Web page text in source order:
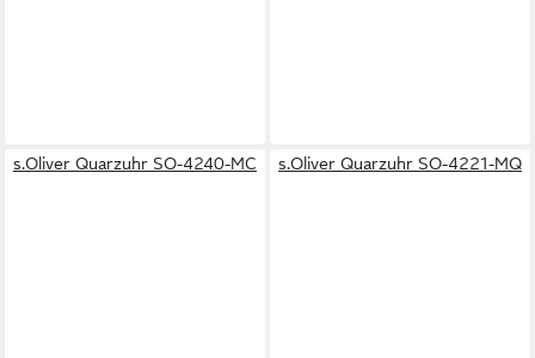
s.Oliver Quarzuhr SO-4240-MC s.Oliver Quarzuhr SO-4221-MQ